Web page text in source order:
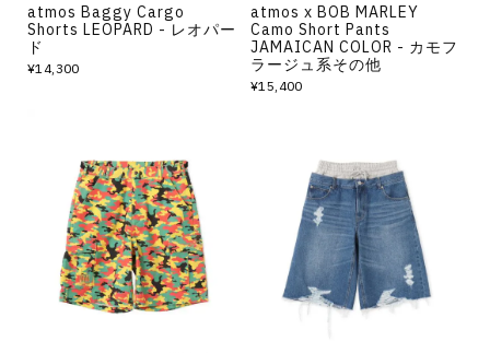
atmos Baggy Cargo
Shorts LEOPARD - レオパー
ド
¥14,300
atmos x BOB MARLEY
Camo Short Pants
JAMAICAN COLOR - カモフ
ラージュ系その他
¥15,400